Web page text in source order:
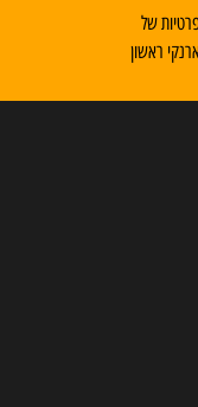
של
ראשון